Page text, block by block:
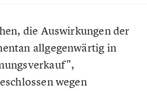
die Auswirkungen der
allgegenwärtig in
wegen